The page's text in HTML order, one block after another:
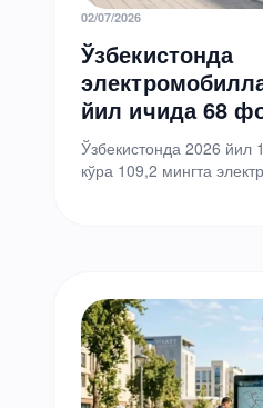
02/07/2026
Ўзбекистонда
йил ичида 68
Ўзбекистонда 2026 йил
кўра 109,2 мингта